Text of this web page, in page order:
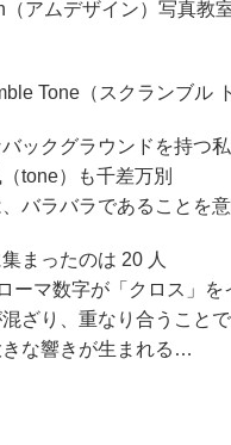
アムデザイン）写真教
Tone（スクランブル
ックグラウンドを持つ
tone）も千差万別
バラバラであることを
まったのは 20 人
ーマ数字が「クロス」を
ざり、重なり合うことで
な響きが生まれる…